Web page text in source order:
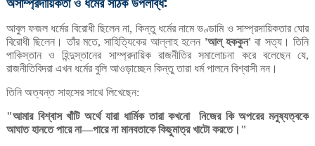
আবুল ফজল ধর্মের বিরোধী ছিলেন না, কিন্তু ধর্মের নামে ভণ্ডামি ও সাম্প্রদায়িকতার ঘোর
বিরোধী ছিলেন। তাঁর মতে,সাহিত্যিকের আল্লাহ হলেন 'আল্ হককুন' বা সত্য। তিনি
পাকিস্তান ও হিন্দুস্তানের সাম্প্রদায়িক রাজনীতির সমালোচনা করে বলেছেন যে,
রাজনীতিবিদরা এখন ধর্মের বুলি আওড়াচ্ছেন কিন্তু তারা ধর্ম পালনে বিশ্বাসী নন।
তিনি অত্যন্ত সাহসের সাথে লিখেছেন:
"আমার বিশ্বাস খাঁটি অর্থে যারা ধার্মিক তারা কখনো নিজের কি অপরের মনুষ্যত্বকে
আঘাত হানতে পারে না—পারে না মানবতাকে কিছুমাত্র খাটো করতে। "